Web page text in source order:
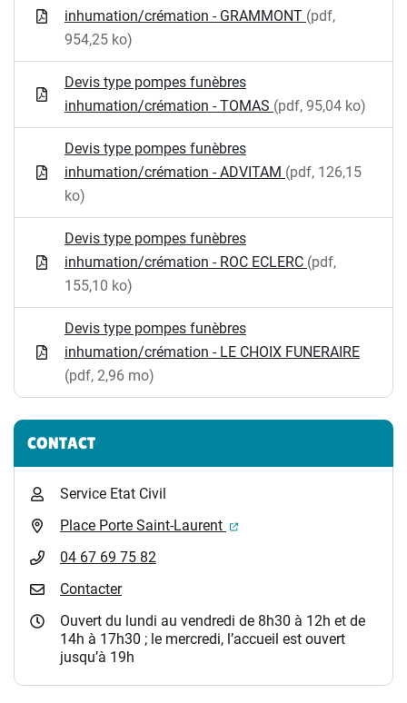
inhumation/crémation - GRAMMONT (pdf,
954,25 ko)
Devis type pompes funèbres
inhumation/crémation - TOMAS (pdf, 95,04 ko)
Devis type pompes funèbres
inhumation/crémation - ADVITAM (pdf, 126,15
ko)
Devis type pompes funèbres
inhumation/crémation - ROC ECLERC (pdf,
155,10 ko)
Devis type pompes funèbres
inhumation/crémation - LE CHOIX FUNERAIRE
(pdf, 2,96 mo)
CONTACT
Service Etat Civil
Place Porte Saint-Laurent
(ouverture dans un
04 67 69 75 82
Contacter
Ouvert du lundi au vendredi de 8h30 à 12h et de
14h à 17h30 ; le mercredi, l’accueil est ouvert
jusqu’à 19h